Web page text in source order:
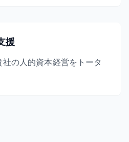
援
の人的資本経営をトータ